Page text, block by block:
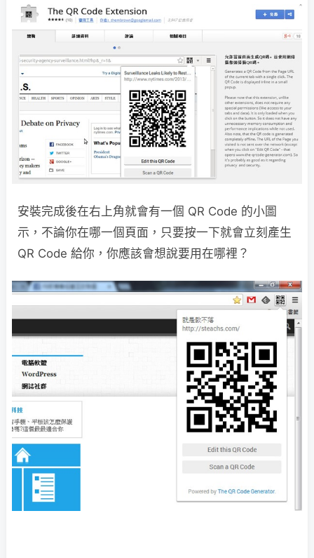
安裝完成後在右上角就會有一個 QR Code 的小圖
示，不論你在哪一個頁面，只要按一下就會立刻產生
QR Code 給你，你應該會想說要用在哪裡？